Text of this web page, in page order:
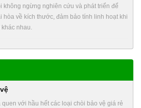
không ngừng nghiên cứu và phát triển để
hòa về kích thước, đảm bảo tính linh hoạt khi
nhau.
quen với hầu hết các loại chòi bảo vệ giá rẻ